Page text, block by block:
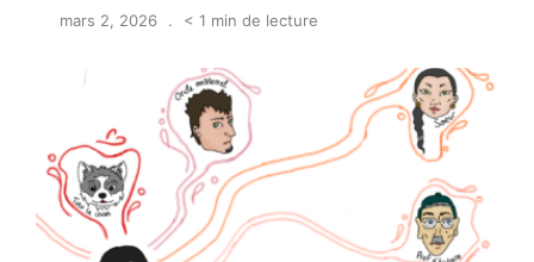
mars 2, 2026 < 1 min de lecture